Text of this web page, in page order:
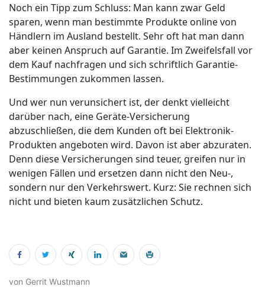
Noch ein Tipp zum Schluss: Man kann zwar Geld
sparen, wenn man bestimmte Produkte online von
Händlern im Ausland bestellt. Sehr oft hat man dann
aber keinen Anspruch auf Garantie. Im Zweifelsfall vor
dem Kauf nachfragen und sich schriftlich Garantie-
Bestimmungen zukommen lassen.
Und wer nun verunsichert ist, der denkt vielleicht
darüber nach, eine Geräte-Versicherung
abzuschließen, die dem Kunden oft bei Elektronik-
Produkten angeboten wird. Davon ist aber abzuraten.
Denn diese Versicherungen sind teuer, greifen nur in
wenigen Fällen und ersetzen dann nicht den Neu-,
sondern nur den Verkehrswert. Kurz: Sie rechnen sich
nicht und bieten kaum zusätzlichen Schutz.
von Gerrit Wustmann